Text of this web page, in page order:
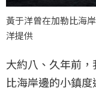
黃于洋曾在加勒比海
洋提供
大約八、久年前
比海岸邊的小鎮